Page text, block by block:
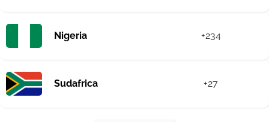
Nigeria +234
Sudafrica +27